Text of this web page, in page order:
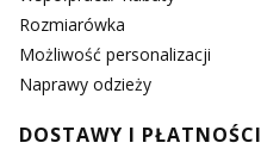
Rozmiarówka
Możliwość personalizacji
Naprawy odzieży
DOSTAWY I PŁATNOŚCI